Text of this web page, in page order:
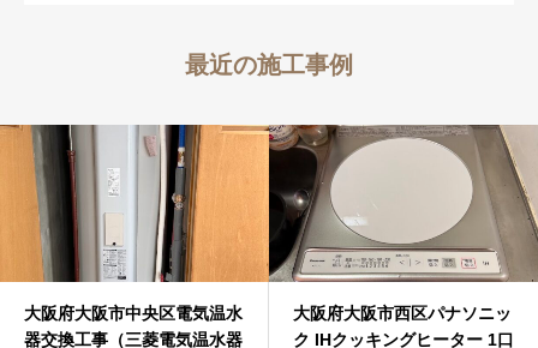
最近の施工事例
大阪府大阪市中央区電気温水
器交換工事（三菱電気温水器
大阪府大阪市西区パナソニッ
ク IHクッキングヒーター 1口